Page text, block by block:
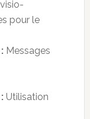
pour le
Messages
Utilisation